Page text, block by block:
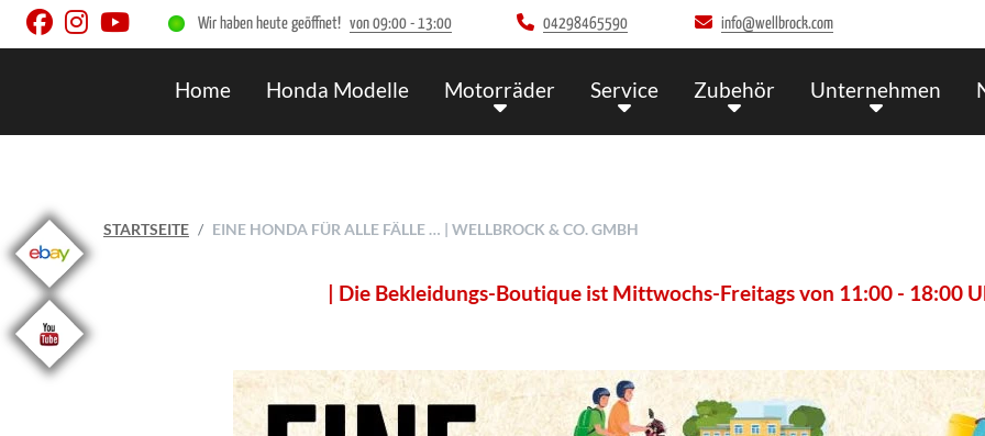
Wir haben heute geöffnet! von 09:00 - 13:00 04298465590 info@wellbrock.com
Home Honda Modelle Motorräder Service Zubehör Unternehmen
STARTSEITE EINE HONDA FÜR ALLE FÄLLE … | WELLBROCK & CO. GMBH
| Die Bekleidungs-Boutique ist Mittwochs-Freitags von 11:00 - 18:00 Uhr und an